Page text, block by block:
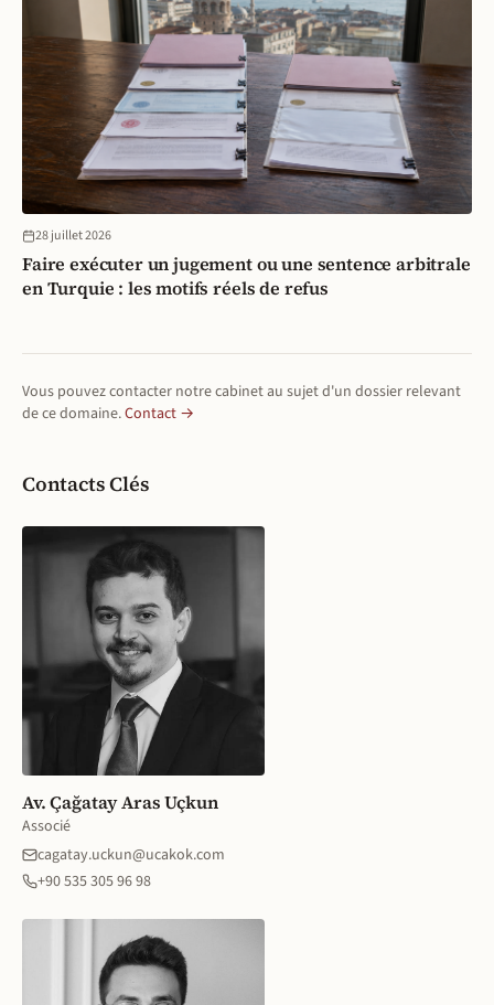
28 juillet 2026
Faire exécuter un jugement ou une sentence arbitrale
en Turquie : les motifs réels de refus
Vous pouvez contacter notre cabinet au sujet d'un dossier relevant
de ce domaine.Contact →
Contacts Clés
Av. Çağatay Aras Uçkun
Associé
cagatay.uckun@ucakok.com
+90 535 305 96 98